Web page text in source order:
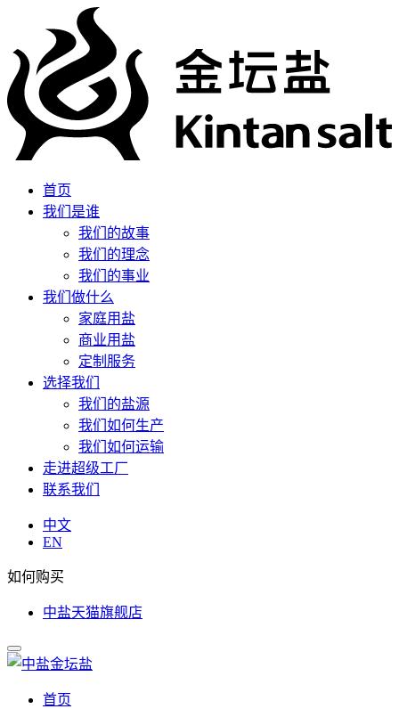
首页
我们是谁
我们的故事
我们的理念
我们的事业
我们做什么
家庭用盐
商业用盐
定制服务
选择我们
我们的盐源
我们如何生产
我们如何运输
走进超级工厂
联系我们
中文
EN
如何购买
中盐天猫旗舰店
首页